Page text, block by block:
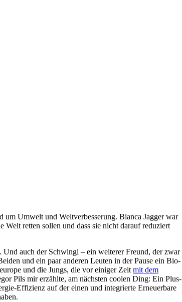
um Umwelt und Weltverbesserung. Bianca Jagger war
retten sollen und dass sie nicht darauf reduziert
auch der Schwingi – ein weiterer Freund, der zwar
und ein paar anderen Leuten in der Pause ein Bio-
und die Jungs, die vor einiger Zeit mit dem
Pils mir erzählte, am nächsten coolen Ding: Ein Plus-
Effizienz auf der einen und integrierte Erneuerbare